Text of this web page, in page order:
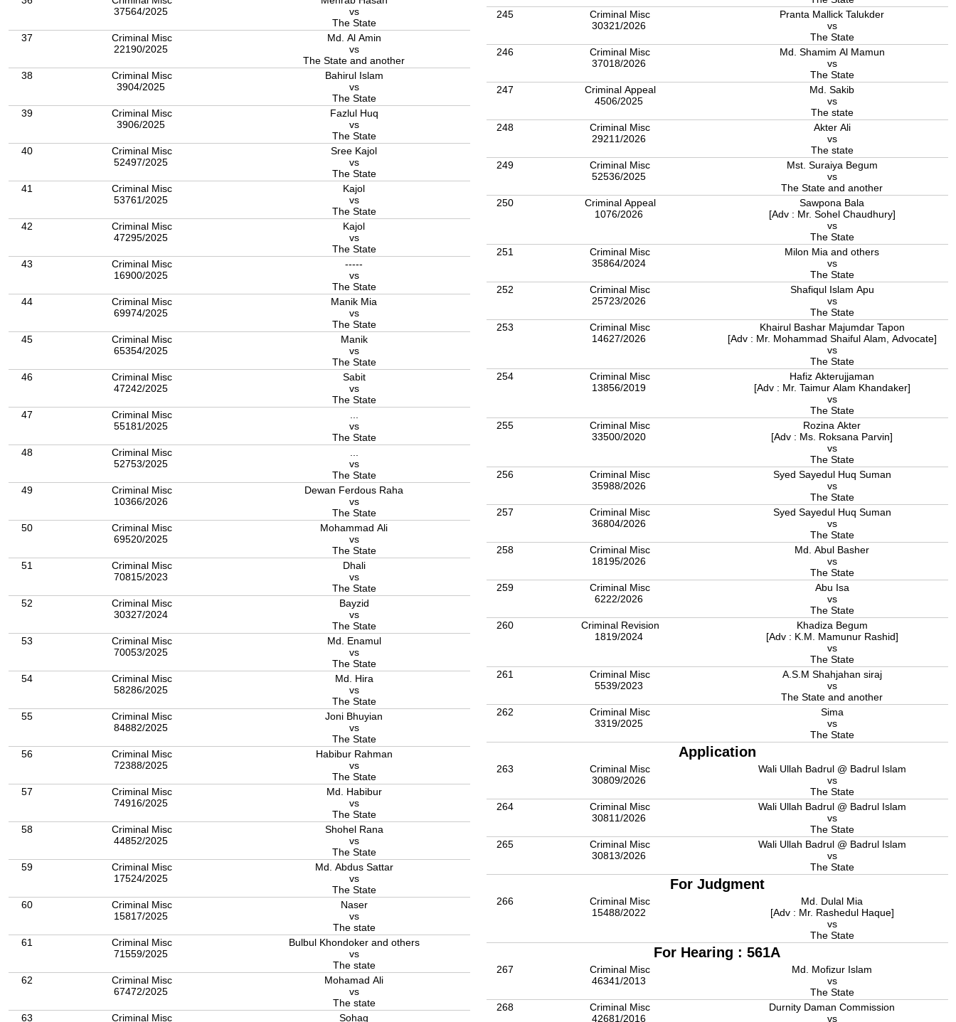
37564/2025
vs
The State
37
Criminal Misc
22190/2025
Md. Al Amin
vs
The State and another
38
Criminal Misc
3904/2025
Bahirul Islam
vs
The State
39
Criminal Misc
3906/2025
Fazlul Huq
vs
The State
40
Criminal Misc
52497/2025
Sree Kajol
vs
The State
41
Criminal Misc
53761/2025
Kajol
vs
The State
42
Criminal Misc
47295/2025
Kajol
vs
The State
43
Criminal Misc
16900/2025
-----
vs
The State
44
Criminal Misc
69974/2025
Manik Mia
vs
The State
45
Criminal Misc
65354/2025
Manik
vs
The State
46
Criminal Misc
47242/2025
Sabit
vs
The State
47
Criminal Misc
55181/2025
vs
The State
48
Criminal Misc
52753/2025
vs
The State
49
Criminal Misc
10366/2026
Dewan Ferdous Raha
vs
The State
50
Criminal Misc
69520/2025
Mohammad Ali
vs
The State
51
Criminal Misc
70815/2023
Dhali
vs
The State
52
Criminal Misc
30327/2024
Bayzid
vs
The State
53
Criminal Misc
70053/2025
Md. Enamul
vs
The State
54
Criminal Misc
58286/2025
Md. Hira
vs
The State
55
Criminal Misc
84882/2025
Joni Bhuyian
vs
The State
56
Criminal Misc
72388/2025
Habibur Rahman
vs
The State
57
Criminal Misc
74916/2025
Md. Habibur
vs
The State
58
Criminal Misc
44852/2025
Shohel Rana
vs
The State
59
Criminal Misc
17524/2025
Md. Abdus Sattar
vs
The State
60
Criminal Misc
15817/2025
Naser
vs
The state
61
Criminal Misc
71559/2025
Bulbul Khondoker and others
vs
The state
62
Criminal Misc
67472/2025
Mohamad Ali
vs
The state
63
Criminal Misc Sohag
245
Criminal Misc
30321/2026
Pranta Mallick Talukder
vs
The State
246
Criminal Misc
37018/2026
Md. Shamim Al Mamun
vs
The State
247
Criminal Appeal
4506/2025
Md. Sakib
vs
The state
248
Criminal Misc
29211/2026
Akter Ali
vs
The state
249
Criminal Misc
52536/2025
Mst. Suraiya Begum
vs
The State and another
250
Criminal Appeal
1076/2026
Sawpona Bala
[Adv : Mr. Sohel Chaudhury]
vs
The State
251
Criminal Misc
35864/2024
Milon Mia and others
vs
The State
252
Criminal Misc
25723/2026
Shafiqul Islam Apu
vs
The State
253
Criminal Misc
14627/2026
Khairul Bashar Majumdar Tapon
[Adv : Mr. Mohammad Shaiful Alam, Advocate]
vs
The State
254
Criminal Misc
13856/2019
Hafiz Akterujjaman
[Adv : Mr. Taimur Alam Khandaker]
vs
The State
255
Criminal Misc
33500/2020
Rozina Akter
[Adv : Ms. Roksana Parvin]
vs
The State
256
Criminal Misc
35988/2026
Syed Sayedul Huq Suman
vs
The State
257
Criminal Misc
36804/2026
Syed Sayedul Huq Suman
vs
The State
258
Criminal Misc
18195/2026
Md. Abul Basher
vs
The State
259
Criminal Misc
6222/2026
Abu Isa
vs
The State
260
Criminal Revision
1819/2024
Khadiza Begum
[Adv : K.M. Mamunur Rashid]
vs
The State
261
Criminal Misc
5539/2023
A.S.M Shahjahan siraj
vs
The State and another
262
Criminal Misc
3319/2025
Sima
vs
The State
Application
263
Criminal Misc
30809/2026
Wali Ullah Badrul @ Badrul Islam
vs
The State
264
Criminal Misc
30811/2026
Wali Ullah Badrul @ Badrul Islam
vs
The State
265
Criminal Misc
30813/2026
Wali Ullah Badrul @ Badrul Islam
vs
The State
For Judgment
266
Criminal Misc
15488/2022
Md. Dulal Mia
[Adv : Mr. Rashedul Haque]
vs
The State
For Hearing : 561A
267
Criminal Misc
46341/2013
Md. Mofizur Islam
vs
The State
268
Criminal Misc
42681/2016
Durnity Daman Commission
vs